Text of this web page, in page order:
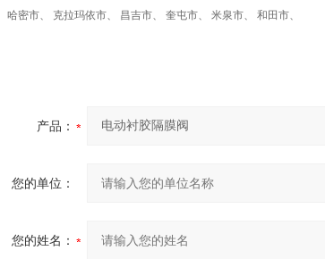
哈密市、 克拉玛依市、 昌吉市、 奎屯市、 米泉市、 和田市、
产品：
您的单位：
您的姓名：